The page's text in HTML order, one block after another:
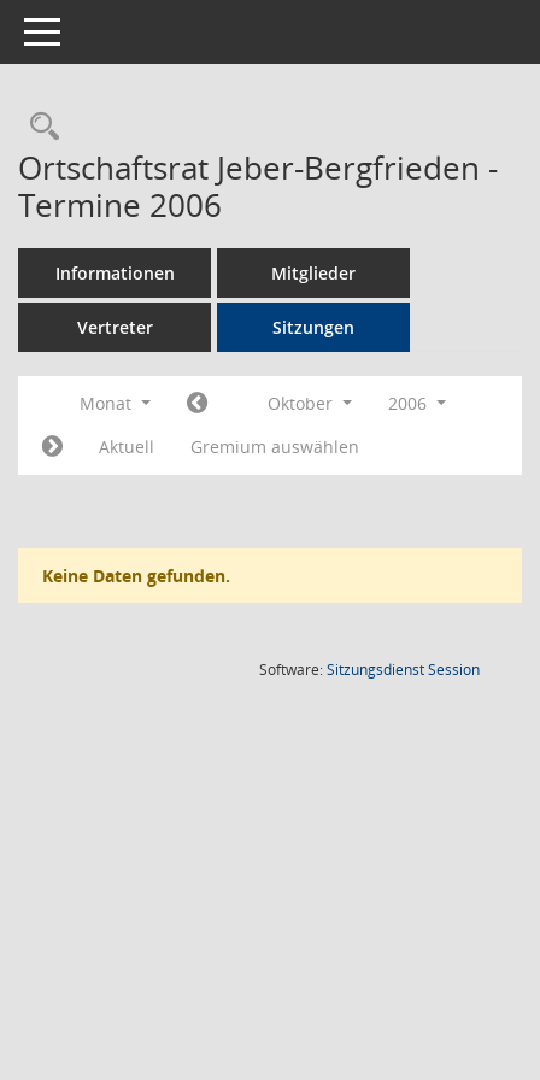
Toggle navigation
Rechercheauswahl
Ortschaftsrat Jeber-Bergfrieden -
Termine 2006
Informationen Mitglieder
Vertreter Sitzungen
Monat Oktober
2006
Aktuell
Gremium auswählen
Keine Daten gefunden.
Software:SitzungsdienstSession(Wird in